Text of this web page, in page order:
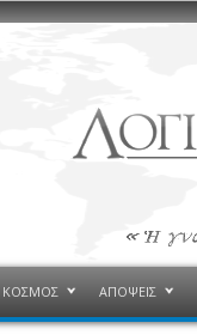
ΚΟΣΜΟΣ ΑΠΟΨΕΙΣ